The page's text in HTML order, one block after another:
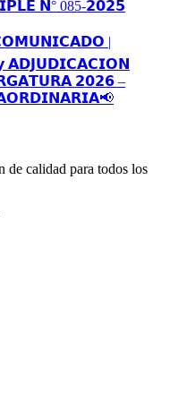
𝗡° 085-𝟮𝟬𝟮𝟱
|
𝗔𝗗𝗝𝗨𝗗𝗜𝗖𝗔𝗖𝗜𝗢𝗡
𝟮𝟬𝟮𝟲 –
de calidad para todos los